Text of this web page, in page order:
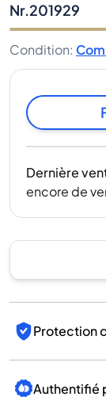
Nr.201929
Condition:
Dernière
encore de
Protection
Authentifié